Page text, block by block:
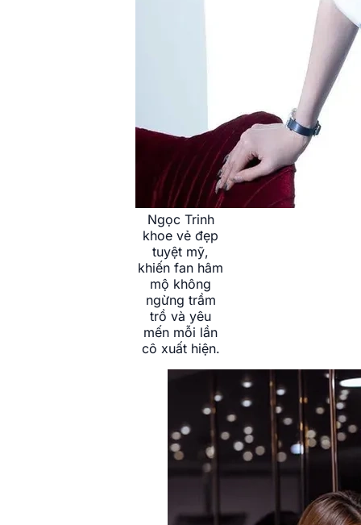
Ngọc Trinh
khoe vẻ đẹp
tuyệt mỹ,
khiến fan hâm
mộ không
ngừng trầm
trồ và yêu
mến mỗi lần
cô xuất hiện.